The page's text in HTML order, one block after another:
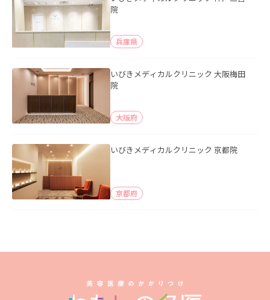
院
兵庫県
いびきメディカルクリニック 大阪梅田
院
大阪府
いびきメディカルクリニック 京都院
京都府